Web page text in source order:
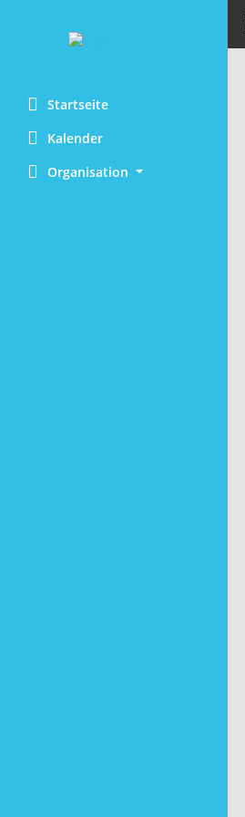
Startseite
Kalender
Organisation